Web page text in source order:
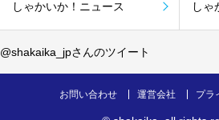
しゃかいか！ニュース しゃ
@shakaika_jpさんのツイート
お問い合わせ 運営会社 プラ